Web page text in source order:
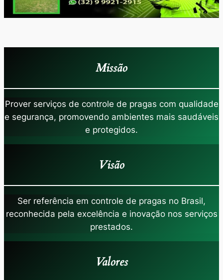
Missão
Prover serviços de controle de pragas com qualidade
e segurança, promovendo ambientes mais saudáveis
e protegidos.
Visão
Ser referência em controle de pragas no Brasil,
reconhecida pela excelência e inovação nos serviços
prestados.
Valores